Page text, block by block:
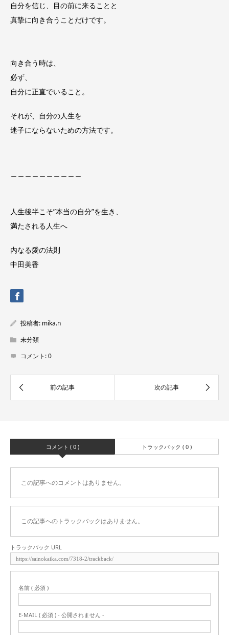
自分を信じ、目の前に来ることと
真摯に向き合うことだけです。
向き合う時は、
必ず、
自分に正直でいること。
それが、自分の人生を
迷子にならないための方法です。
人生後半こそ”本当の自分”を生き、
満たされる人生へ
​内なる愛の法則
中田美香
投稿者: mika.n
未分類
コメント:0
コメント ( 0 ) トラックバック ( 0 )
この記事へのコメントはありません。
この記事へのトラックバックはありません。
トラックバック URL
名前 ( 必須 )
E-MAIL ( 必須 ) - 公開されません -